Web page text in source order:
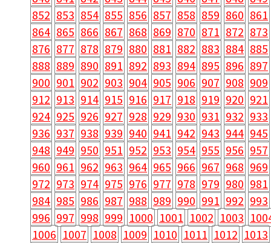
852 853 854 855 856 857 858 859 860 861
864 865 866 867 868 869 870 871 872 873
876 877 878 879 880 881 882 883 884 885
888 889 890 891 892 893 894 895 896 897
900 901 902 903 904 905 906 907 908 909
912 913 914 915 916 917 918 919 920 921
924 925 926 927 928 929 930 931 932 933
936 937 938 939 940 941 942 943 944 945
948 949 950 951 952 953 954 955 956 957
960 961 962 963 964 965 966 967 968 969
972 973 974 975 976 977 978 979 980 981
984 985 986 987 988 989 990 991 992 993
996 997 998 999 1000 1001 1002 1003
1006 1007 1008 1009 1010 1011 1012 1013